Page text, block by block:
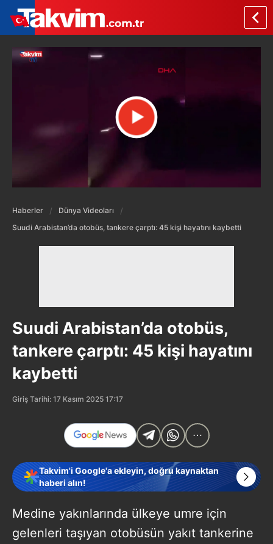
Haberler
Dünya Videoları
Suudi Arabistan’da otobüs, tankere çarptı: 45 kişi hayatını kaybetti
Suudi Arabistan’da otobüs,
tankere çarptı: 45 kişi hayatını
kaybetti
Giriş Tarihi: 17 Kasım 2025 17:17
Takvim'i Google'a ekleyin, doğru kaynaktan
haberi alın!
Medine yakınlarında ülkeye umre için
gelenleri taşıyan otobüsün yakıt tankerine